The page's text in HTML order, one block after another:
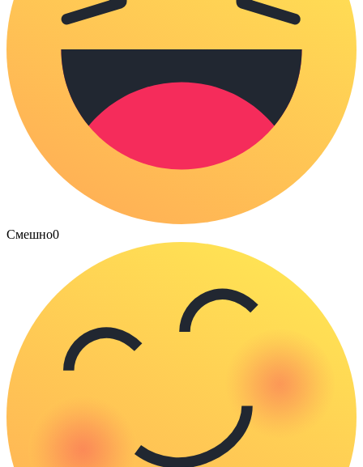
Смешно0